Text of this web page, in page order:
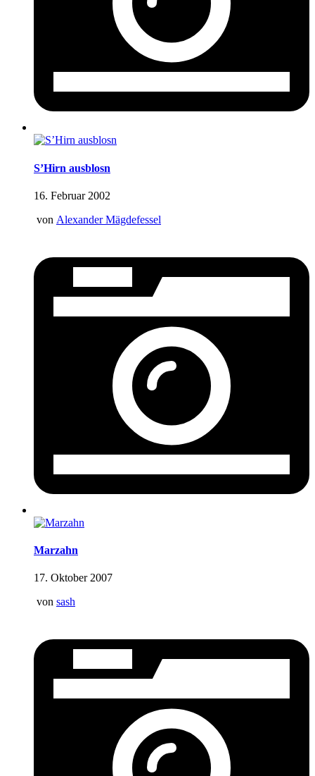
S’Hirn ausblosn
16. Februar 2002
von Alexander Mägdefessel
Marzahn
17. Oktober 2007
von sash